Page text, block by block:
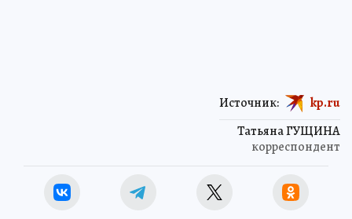
Татьяна ГУЩИНА
корреспондент
Источник: kp.ru